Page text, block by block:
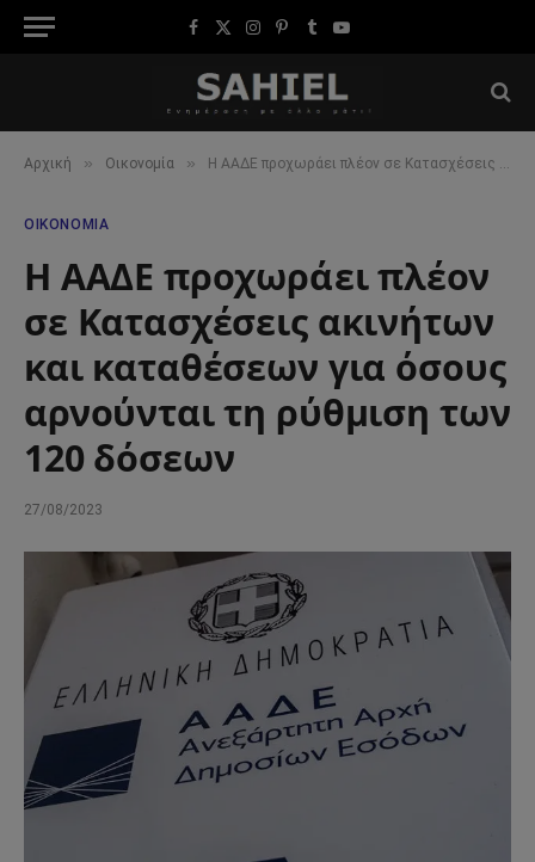
Facebook
X
Instagram
Pinterest
TumblrYouTube
Αρχική » Οικονομία » Η ΑΑΔΕ προχωράει πλέον σε Κατασχέσεις ακινήτων και καταθέσεων για όσους αρνούνται τη ρύθμιση των 120 δόσεων
ΟΙΚΟΝΟΜΊΑ
Η ΑΑΔΕ προχωράει πλέον
σε Κατασχέσεις ακινήτων
και καταθέσεων για όσους
αρνούνται τη ρύθμιση των
120 δόσεων
27/08/2023